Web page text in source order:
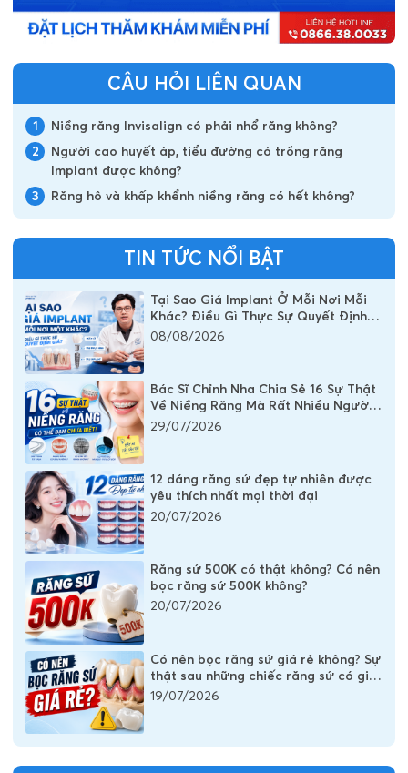
CÂU HỎI LIÊN QUAN
1
Niềng răng Invisalign có phải nhổ răng không?
2
Người cao huyết áp, tiểu đường có trồng răng
Implant được không?
3
Răng hô và khấp khểnh niềng răng có hết không?
TIN TỨC NỔI BẬT
Tại Sao Giá Implant Ở Mỗi Nơi Mỗi
Khác? Điều Gì Thực Sự Quyết Định
Chi Phí Một Chiếc Răng Implant
08/08/2026
Bác Sĩ Chỉnh Nha Chia Sẻ 16 Sự Thật
Về Niềng Răng Mà Rất Nhiều Người
Vẫn Đang Hiểu Sai
29/07/2026
12 dáng răng sứ đẹp tự nhiên được
yêu thích nhất mọi thời đại
20/07/2026
Răng sứ 500K có thật không? Có nên
bọc răng sứ 500K không?
20/07/2026
Có nên bọc răng sứ giá rẻ không? Sự
thật sau những chiếc răng sứ có giá
vài trăm nghìn
19/07/2026